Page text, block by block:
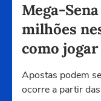
Mega-
milhões
como jogar
Apostas podem
ocorre a partir